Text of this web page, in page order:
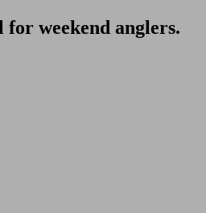
weekend anglers.